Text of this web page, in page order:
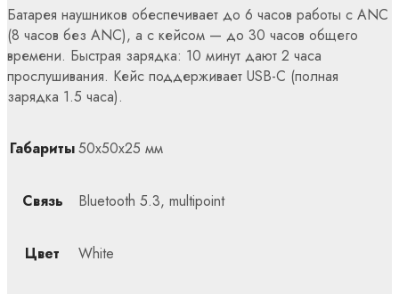
Батарея наушников обеспечивает до 6 часов работы с ANC
(8 часов без ANC), а с кейсом — до 30 часов общего
времени. Быстрая зарядка: 10 минут дают 2 часа
прослушивания. Кейс поддерживает USB-C (полная
зарядка 1.5 часа).
Габариты50x50x25 мм
Связь Bluetooth 5.3, multipoint
Цвет White